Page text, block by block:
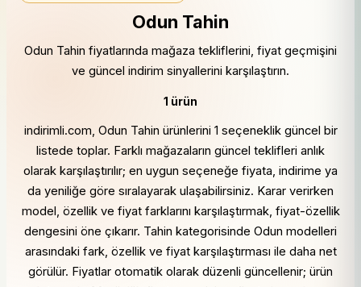
Odun Tahin
Odun Tahin fiyatlarında mağaza tekliflerini, fiyat geçmişini
ve güncel indirim sinyallerini karşılaştırın.
1 ürün
indirimli.com, Odun Tahin ürünlerini 1 seçeneklik güncel bir
listede toplar. Farklı mağazaların güncel teklifleri anlık
olarak karşılaştırılır; en uygun seçeneğe fiyata, indirime ya
da yeniliğe göre sıralayarak ulaşabilirsiniz. Karar verirken
model, özellik ve fiyat farklarını karşılaştırmak, fiyat-özellik
dengesini öne çıkarır. Tahin kategorisinde Odun modelleri
arasındaki fark, özellik ve fiyat karşılaştırması ile daha net
görülür. Fiyatlar otomatik olarak düzenli güncellenir; ürün